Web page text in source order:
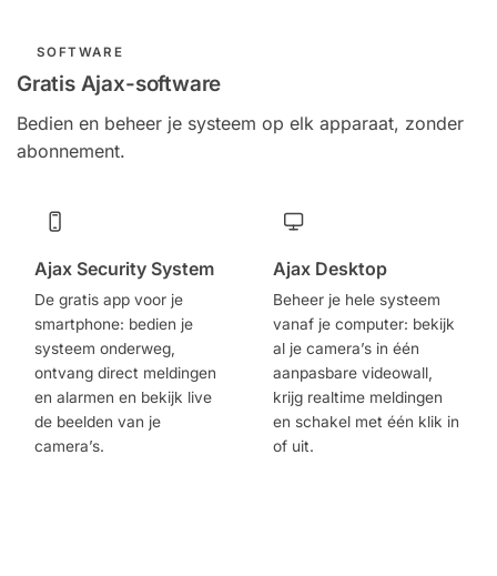
SOFTWARE
Gratis Ajax-software
Bedien en beheer je systeem op elk apparaat, zonder
abonnement.
Ajax Security System
De gratis app voor je
smartphone: bedien je
systeem onderweg,
ontvang direct meldingen
en alarmen en bekijk live
de beelden van je
camera’s.
Ajax Desktop
Beheer je hele systeem
vanaf je computer: bekijk
al je camera’s in één
aanpasbare videowall,
krijg realtime meldingen
en schakel met één klik in
of uit.